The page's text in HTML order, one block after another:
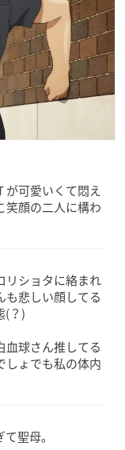
が可愛いくて悶え
笑顔の二人に構わ
リショタに絡まれ
も悲しい顔してる
(？)
血球さん推してる
ょでも私の体内
聖母。